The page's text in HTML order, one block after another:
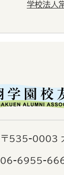
学校法人
〒535-0003
06-6955-